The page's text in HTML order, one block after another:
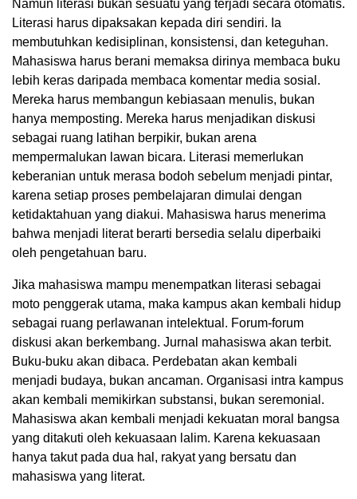
Namun literasi bukan sesuatu yang terjadi secara otomatis.
Literasi harus dipaksakan kepada diri sendiri. Ia
membutuhkan kedisiplinan, konsistensi, dan keteguhan.
Mahasiswa harus berani memaksa dirinya membaca buku
lebih keras daripada membaca komentar media sosial.
Mereka harus membangun kebiasaan menulis, bukan
hanya memposting. Mereka harus menjadikan diskusi
sebagai ruang latihan berpikir, bukan arena
mempermalukan lawan bicara. Literasi memerlukan
keberanian untuk merasa bodoh sebelum menjadi pintar,
karena setiap proses pembelajaran dimulai dengan
ketidaktahuan yang diakui. Mahasiswa harus menerima
bahwa menjadi literat berarti bersedia selalu diperbaiki
oleh pengetahuan baru.
Jika mahasiswa mampu menempatkan literasi sebagai
moto penggerak utama, maka kampus akan kembali hidup
sebagai ruang perlawanan intelektual. Forum-forum
diskusi akan berkembang. Jurnal mahasiswa akan terbit.
Buku-buku akan dibaca. Perdebatan akan kembali
menjadi budaya, bukan ancaman. Organisasi intra kampus
akan kembali memikirkan substansi, bukan seremonial.
Mahasiswa akan kembali menjadi kekuatan moral bangsa
yang ditakuti oleh kekuasaan lalim. Karena kekuasaan
hanya takut pada dua hal, rakyat yang bersatu dan
mahasiswa yang literat.